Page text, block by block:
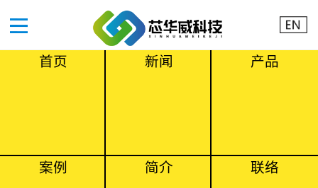
首页 新闻 产品
案例 简介 联络